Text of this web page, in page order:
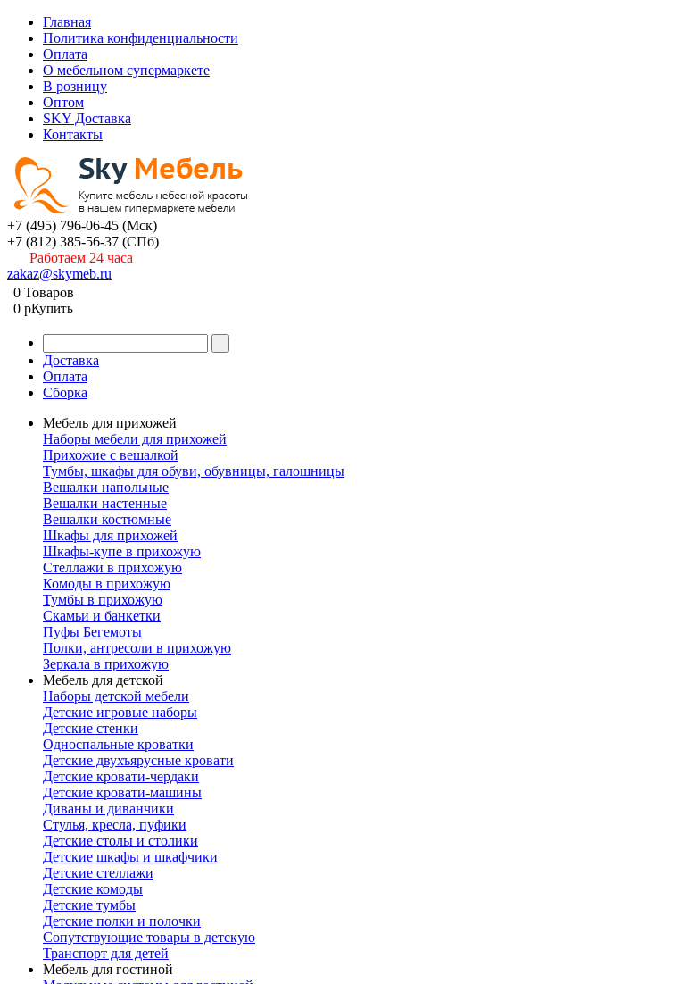
Главная
Политика конфиденциальности
Оплата
О мебельном супермаркете
В розницу
Оптом
SKY Доставка
Контакты
+7 (495) 796-06-45 (Мск)
+7 (812) 385-56-37 (СПб)
Работаем 24 часа
zakaz@skymeb.ru
0 Товаров
0 pКупить
Доставка
Оплата
Сборка
Мебель для прихожей
Наборы мебели для прихожей
Прихожие с вешалкой
Тумбы, шкафы для обуви, обувницы, галошницы
Вешалки напольные
Вешалки настенные
Вешалки костюмные
Шкафы для прихожей
Шкафы-купе в прихожую
Стеллажи в прихожую
Комоды в прихожую
Тумбы в прихожую
Скамьи и банкетки
Пуфы Бегемоты
Полки, антресоли в прихожую
Зеркала в прихожую
Мебель для детской
Наборы детской мебели
Детские игровые наборы
Детские стенки
Односпальные кроватки
Детские двухъярусные кровати
Детские кровати-чердаки
Детские кровати-машины
Диваны и диванчики
Стулья, кресла, пуфики
Детские столы и столики
Детские шкафы и шкафчики
Детские стеллажи
Детские комоды
Детские тумбы
Детские полки и полочки
Сопутствующие товары в детскую
Транспорт для детей
Мебель для гостиной